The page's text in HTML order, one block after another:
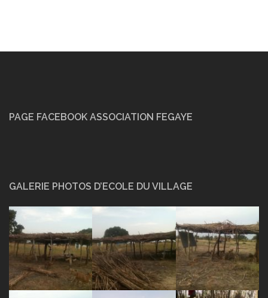
PAGE FACEBOOK ASSOCIATION FEGAYE
GALERIE PHOTOS D’ECOLE DU VILLAGE